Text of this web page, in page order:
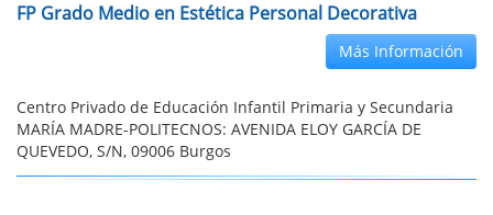
FP Grado Medio en Estética Personal Decorativa
Más Información
Centro Privado de Educación Infantil Primaria y Secundaria
MARÍA MADRE-POLITECNOS: AVENIDA ELOY GARCÍA DE
QUEVEDO, S/N, 09006 Burgos